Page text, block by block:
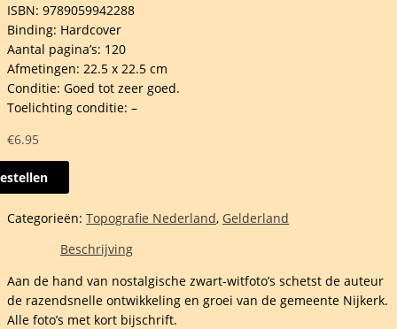
ISBN: 9789059942288
Binding: Hardcover
Aantal pagina’s: 120
Afmetingen: 22.5 x 22.5 cm
Conditie: Goed tot zeer goed.
Toelichting conditie: –
€6.95
Categorieën: Topografie Nederland, Gelderland
Beschrijving
Aan de hand van nostalgische zwart-witfoto’s schetst de auteur
de razendsnelle ontwikkeling en groei van de gemeente Nijkerk.
Alle foto’s met kort bijschrift.